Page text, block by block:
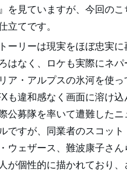
』を見ていますが、今回のこ
立てです。
ーリーは現実をほぼ忠実に
はなく、ロケも実際にネパ
ア・アルプスの氷河を使っ
も違和感なく画面に溶け込
公募隊を率いて遭難したニ
ですが、同業者のスコット
ウェザース、難波康子さん
が個性的に描かれており、